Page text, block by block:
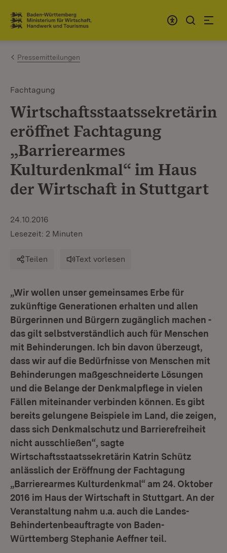
Zum Inhalt springen
Link zur Startseite
Pressemitteilungen
Fachtagung
Wirtschaftsstaatssekretärin
eröffnet Fachtagung
„Barrierearmes
Kulturdenkmal“ im Haus
der Wirtschaft in Stuttgart
24.10.2016
Lesezeit: 2 Minuten
Teilen Text vorlesen
„Wir wollen unser gemeinsames Erbe für
zukünftige Generationen erhalten und allen
Bürgerinnen und Bürgern zugänglich machen -
das gilt selbstverständlich auch für Menschen
mit Behinderungen. Ich bin davon überzeugt,
dass wir auf die Bedürfnisse von Menschen mit
Behinderungen maßgeschneiderte Lösungen
und die Belange der Denkmalpflege in vielen
Fällen miteinander verbinden können. Es gibt
bereits gelungene Beispiele im Land, die zeigen,
dass sich Denkmalschutz und Barrierefreiheit
nicht ausschließen“, sagte
Wirtschaftsstaatssekretärin Katrin Schütz
anlässlich der Eröffnung der Fachtagung
„Barrierearmes Kulturdenkmal“ am 24. Oktober
2016 im Haus der Wirtschaft in Stuttgart. An der
Veranstaltung nahm u.a. auch die Landes-
Behindertenbeauftragte von Baden-
Württemberg Stephanie Aeffner teil.